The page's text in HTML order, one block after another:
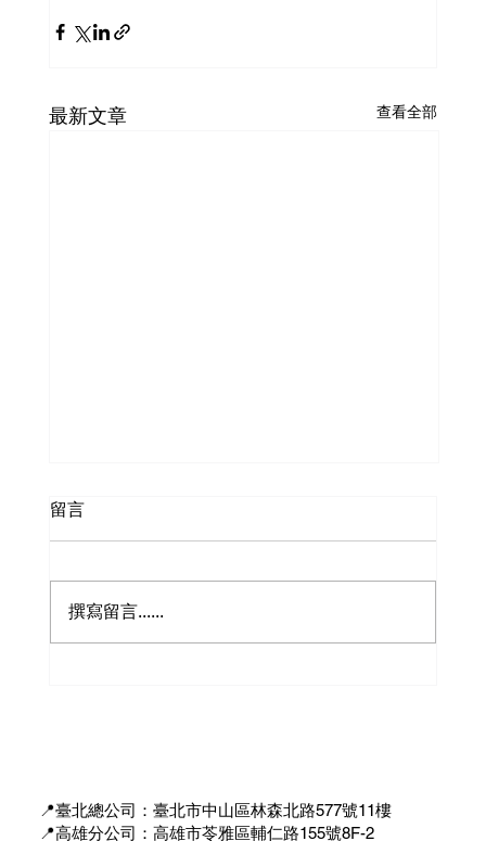
最新文章 查看全部
留言
撰寫留言......
📍臺北總公司：臺北市中山區林森北路577號11樓
📍高雄分公司：高雄市苓雅區輔仁路155號8F-2